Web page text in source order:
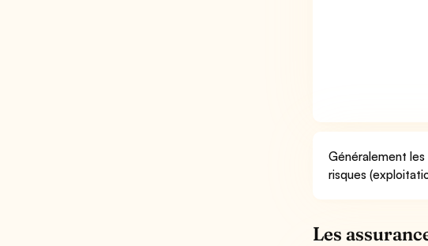
Généralement
risques
Les